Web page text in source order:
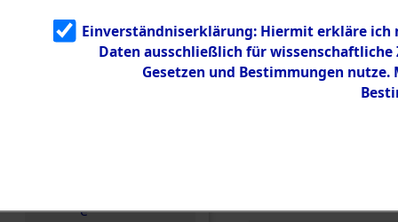
g
5.3.3
Todesmärsch
e
Einverständniserklärung: Hiermit erkläre ich
Daten ausschließlich für
Gesetzen und Bestimmungen